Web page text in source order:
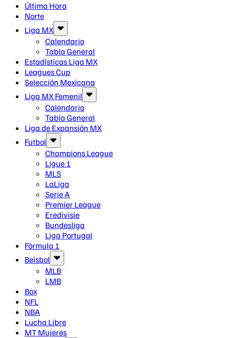
Última Hora
Norte
Liga MX
Calendario
Tabla General
Estadísticas Liga MX
Leagues Cup
Selección Mexicana
Liga MX Femenil
Calendario
Tabla General
Liga de Expansión MX
Futbol
Champions League
Ligue 1
MLS
LaLiga
Serie A
Premier League
Eredivisie
Bundesliga
Liga Portugal
Fórmula 1
Beisbol
MLB
LMB
Box
NFL
NBA
Lucha Libre
MT Mujeres